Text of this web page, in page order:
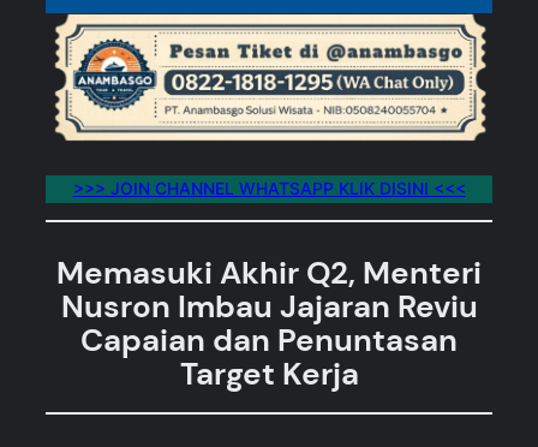
>>> JOIN CHANNEL WHATSAPP KLIK DISINI <<<
Memasuki Akhir Q2, Menteri
Nusron Imbau Jajaran Reviu
Capaian dan Penuntasan
Target Kerja